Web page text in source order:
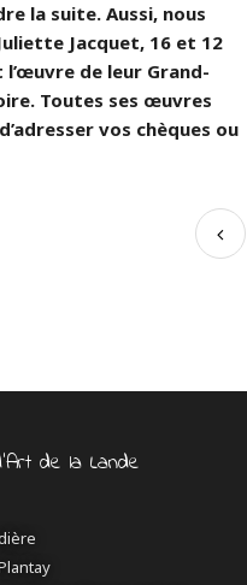
la suite. Aussi, nous
Jacquet, 16 et 12
de leur Grand-
Toutes ses œuvres
vos chèques ou
de la Lande